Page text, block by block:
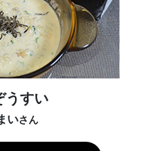
うすい
いさん